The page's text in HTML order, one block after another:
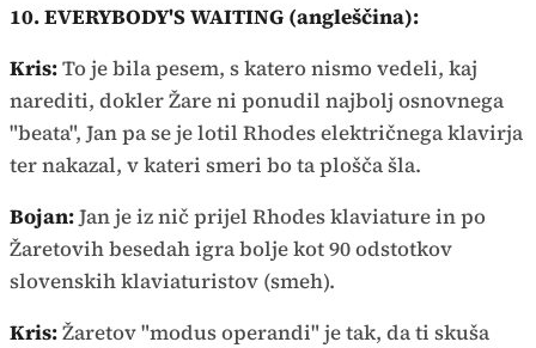
10. EVERYBODY'S WAITING (angleščina):
Kris:To je bila pesem, s katero nismo vedeli, kaj
narediti, dokler Žare ni ponudil najbolj osnovnega
"beata", Jan pa se je lotil Rhodes električnega klavirja
ter nakazal, v kateri smeri bo ta plošča šla.
Bojan:Jan je iz nič prijel Rhodes klaviature in po
Žaretovih besedah igra bolje kot 90 odstotkov
slovenskih klaviaturistov (smeh).
Kris:Žaretov "modus operandi" je tak, da ti skuša